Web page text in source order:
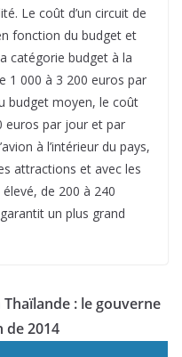
Le coût d’un circuit de
fonction du budget et
catégorie budget à la
1 000 à 3 200 euros par
budget moyen, le coût
euros par jour et par
à l’intérieur du pays,
attractions et avec les
de 200 à 240
un plus grand
: le gouverne
de 2014